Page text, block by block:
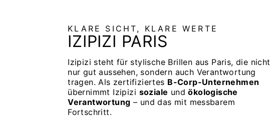
KLARE SICHT, KLARE WERTE
IZIPIZI PARIS
Izipizi steht für stylische Brillen aus Paris, die nicht
nur gut aussehen, sondern auch Verantwortung
tragen. Als zertifiziertes B-Corp-Unternehmen
übernimmt Izipizi soziale undökologische
Verantwortung – und das mit messbarem
Fortschritt.